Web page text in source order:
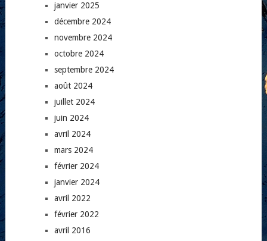
janvier 2025
décembre 2024
novembre 2024
octobre 2024
septembre 2024
août 2024
juillet 2024
juin 2024
avril 2024
mars 2024
février 2024
janvier 2024
avril 2022
février 2022
avril 2016